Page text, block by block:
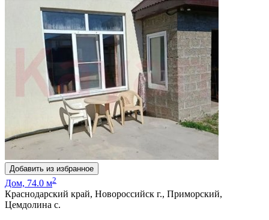
Добавить из избранное
Дом, 74.0 м2
Краснодарский край, Новороссийск г., Приморский,
Цемдолина с.